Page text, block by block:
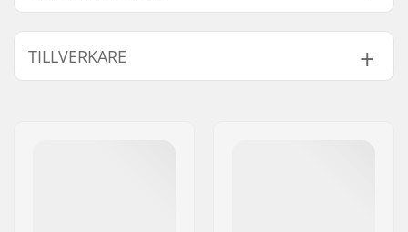
Ramtyp:
Flat setup
Max. hjul diameter:
Montering:
UFS
TILLVERKARE